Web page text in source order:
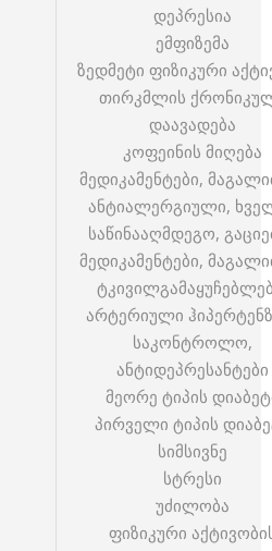
დეპრესია
ემფიზემა
ზედმეტი ფიზიკური
თირკმლის
დაავადება
კოფეინის მიღება
მედიკამენტები,
ანტიალერგიული,
საწინააღმდეგო,
მედიკამენტები,
არტერიული
საკონტროლო,
ანტიდეპრესანტები
მეორე ტიპის
პირველი ტიპის
სიმსივნე
სტრესი
უძილობა
ფიზიკური